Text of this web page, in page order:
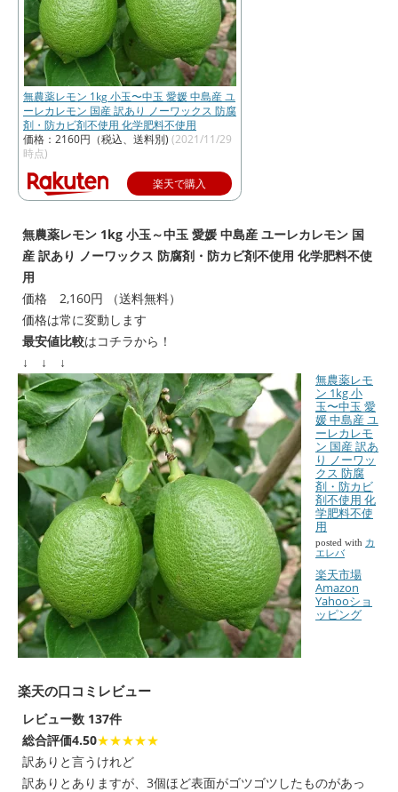
無農薬レモン 1kg 小玉〜中玉 愛媛 中島産 ユ
ーレカレモン 国産 訳あり ノーワックス 防腐
剤・防カビ剤不使用 化学肥料不使用
価格：2160円（税込、送料別) (2021/11/29
時点)
楽天で購入
無農薬レモン 1kg 小玉～中玉 愛媛 中島産 ユーレカレモン 国
産 訳あり ノーワックス 防腐剤・防カビ剤不使用 化学肥料不使
用
価格 2,160円 （送料無料）
価格は常に変動します
最安値比較はコチラから！
↓ ↓ ↓
無農薬レモ
ン 1kg 小
玉〜中玉 愛
媛 中島産 ユ
ーレカレモ
ン 国産 訳あ
り ノーワッ
クス 防腐
剤・防カビ
剤不使用 化
学肥料不使
用
posted with カ
エレバ
楽天市場
Amazon
Yahooショ
ッピング
楽天の口コミレビュー
レビュー数 137件
総合評価4.50★★★★★
訳ありと言うけれど
訳ありとありますが、3個ほど表面がゴツゴツしたものがあっ